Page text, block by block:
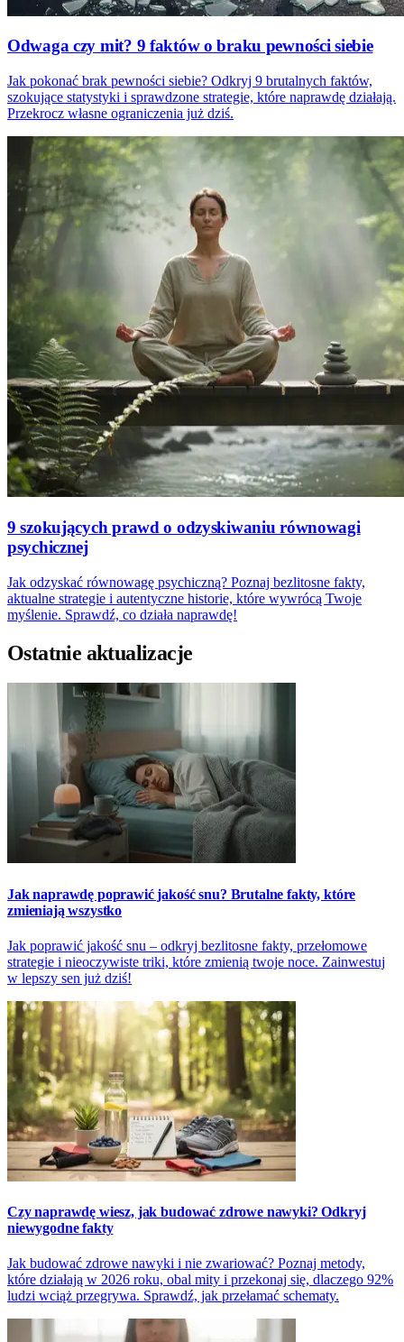
Odwaga czy mit? 9 faktów o braku pewności siebie
Jak pokonać brak pewności siebie? Odkryj 9 brutalnych faktów,
szokujące statystyki i sprawdzone strategie, które naprawdę działają.
Przekrocz własne ograniczenia już dziś.
9 szokujących prawd o odzyskiwaniu równowagi
psychicznej
Jak odzyskać równowagę psychiczną? Poznaj bezlitosne fakty,
aktualne strategie i autentyczne historie, które wywrócą Twoje
myślenie. Sprawdź, co działa naprawdę!
Ostatnie aktualizacje
Jak naprawdę poprawić jakość snu? Brutalne fakty, które
zmieniają wszystko
Jak poprawić jakość snu – odkryj bezlitosne fakty, przełomowe
strategie i nieoczywiste triki, które zmienią twoje noce. Zainwestuj
w lepszy sen już dziś!
Czy naprawdę wiesz, jak budować zdrowe nawyki? Odkryj
niewygodne fakty
Jak budować zdrowe nawyki i nie zwariować? Poznaj metody,
które działają w 2026 roku, obal mity i przekonaj się, dlaczego 92%
ludzi wciąż przegrywa. Sprawdź, jak przełamać schematy.